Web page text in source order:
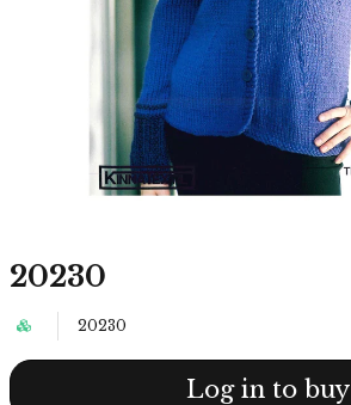
20230
20230
Log in to buy